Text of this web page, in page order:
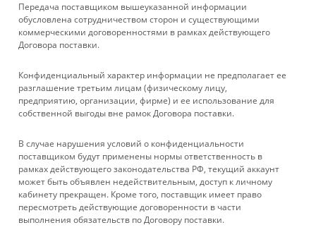
КАТАЛОГ
УСЛУГИ
БРЕНДЫ
КОМПАНИЯ
ИНФОРМАЦИЯ
ПОМОЩЬ
Передача поставщиком вышеуказанной информации
обусловлена сотрудничеством сторон и существующими
коммерческими договоренностями в рамках действующего
Договора поставки.
Конфиденциальный характер информации не предполагает ее
разглашение третьим лицам (физическому лицу,
предприятию, организации, фирме) и ее использование для
собственной выгоды вне рамок Договора поставки.
В случае нарушения условий о конфиденциальности
поставщиком будут применены нормы ответственность в
рамках действующего законодательства РФ, текущий аккаунт
может быть объявлен недействительным, доступ к личному
кабинету прекращен. Кроме того, поставщик имеет право
пересмотреть действующие договоренности в части
выполнения обязательств по Договору поставки.